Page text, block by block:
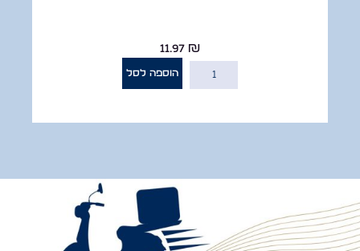
11.97₪
הוספה לסל